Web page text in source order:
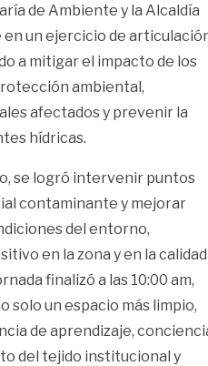
de Ambiente y la Alcaldía
un ejercicio de
a mitigar el impacto de los
ambiental,
afectados y prevenir la
hídricas.
se logró intervenir puntos
contaminante y mejorar
del entorno,
en la zona y en la calidad
finalizó a las 10:00 am,
solo un espacio más limpio,
de aprendizaje,
del tejido institucional y